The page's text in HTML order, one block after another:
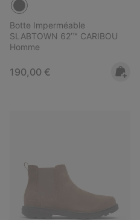
Botte Imperméable
SLABTOWN 62’™ CARIBOU
Homme
Regular price:
190,00 €